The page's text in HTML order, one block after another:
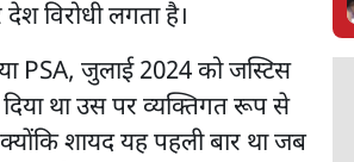
विरोधी लगता है।
PSA, जुलाई 2024 को जस्टिस
दिया था उस पर व्यक्तिगत रूप से
शायद यह पहली बार था जब